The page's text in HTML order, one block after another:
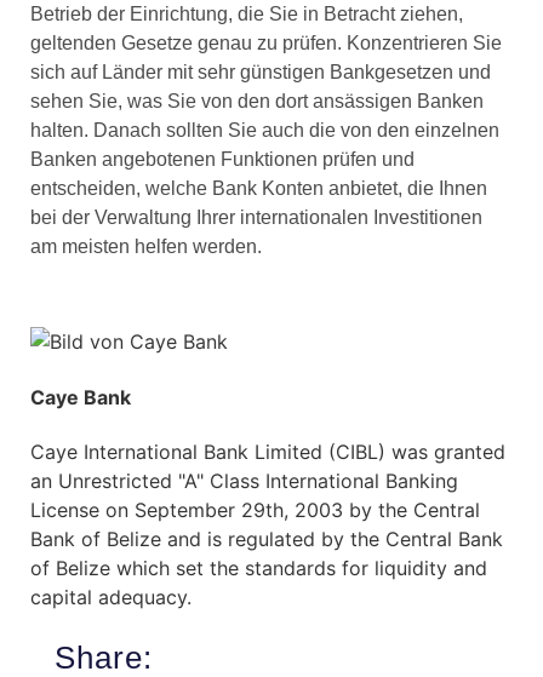
Betrieb der Einrichtung, die Sie in Betracht ziehen,
geltenden Gesetze genau zu prüfen. Konzentrieren Sie
sich auf Länder mit sehr günstigen Bankgesetzen und
sehen Sie, was Sie von den dort ansässigen Banken
halten. Danach sollten Sie auch die von den einzelnen
Banken angebotenen Funktionen prüfen und
entscheiden, welche Bank Konten anbietet, die Ihnen
bei der Verwaltung Ihrer internationalen Investitionen
am meisten helfen werden.
Caye Bank
Caye International Bank Limited (CIBL) was granted
an Unrestricted "A" Class International Banking
License on September 29th, 2003 by the Central
Bank of Belize and is regulated by the Central Bank
of Belize which set the standards for liquidity and
capital adequacy.
Share: